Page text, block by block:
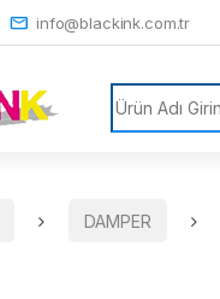
info@blackink.com.tr
Search for:
DAMPER